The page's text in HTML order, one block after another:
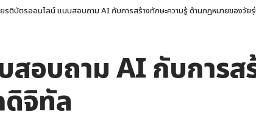
รติบัตรออนไลน์ แบบสอบถาม AI กับการสร้างทักษะความรู้ ด้านกฎหมายของวัย
อบถาม AI กับการส
จิทัล